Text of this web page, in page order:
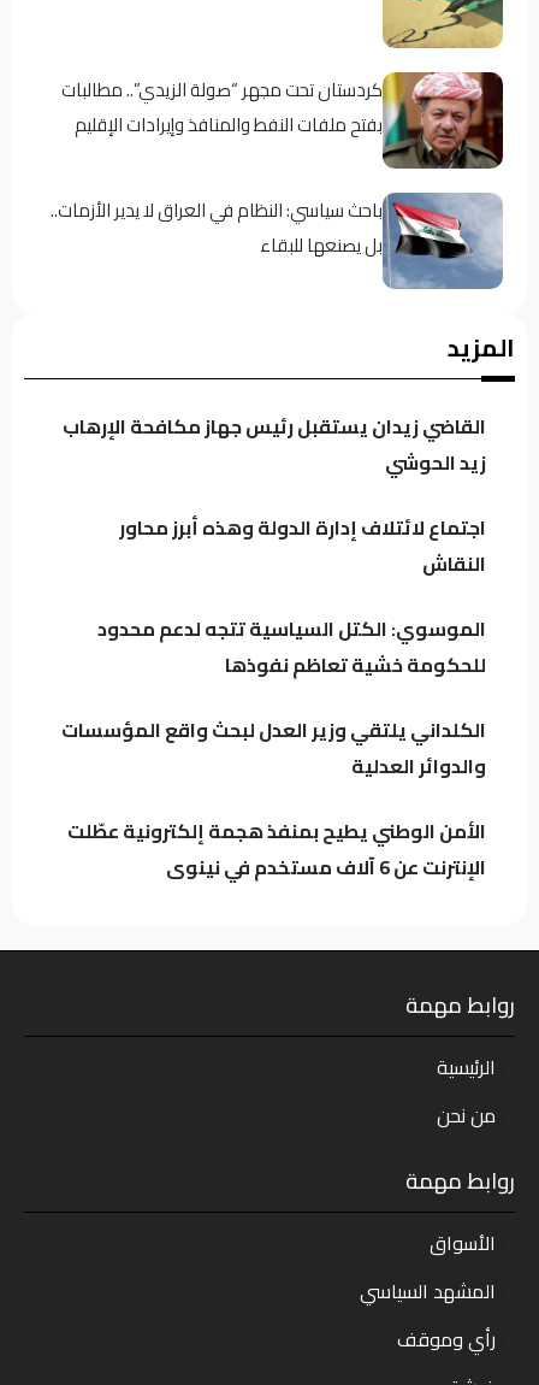
كردستان تحت مجهر “صولة الزيدي”.. مطالبات
بفتح ملفات النفط والمنافذ وإيرادات الإقليم
باحث سياسي: النظام في العراق لا يدير الأزمات..
بل يصنعها للبقاء
الموسوي: الكتل السياسية تتجه لدعم محدود
الكلداني يلتقي وزير العدل لبحث واقع
المؤسسات والدوائر العدلية
المزيد
القاضي زيدان يستقبل رئيس جهاز مكافحة الإرهاب
زيد الحوشي
اجتماع لائتلاف إدارة الدولة وهذه أبرز محاور
النقاش
الموسوي: الكتل السياسية تتجه لدعم محدود
للحكومة خشية تعاظم نفوذها
الكلداني يلتقي وزير العدل لبحث واقع المؤسسات
والدوائر العدلية
الأمن الوطني يطيح بمنفذ هجمة إلكترونية عطّلت
الإنترنت عن 6 آلاف مستخدم في نينوى
روابط مهمة
الرئيسية
من نحن
روابط مهمة
الأسواق
المشهد السياسي
رأي وموقف